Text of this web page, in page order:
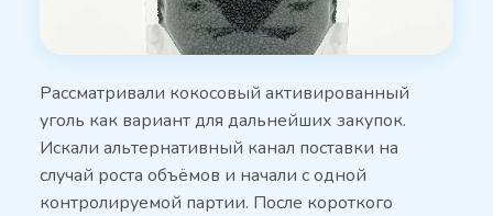
Рассматривали кокосовый активированный
уголь как вариант для дальнейших закупок.
Искали альтернативный канал поставки на
случай роста объёмов и начали с одной
контролируемой партии. После короткого